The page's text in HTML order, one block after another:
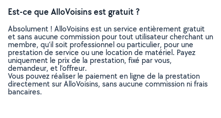
Est-ce que AlloVoisins est gratuit ?
Absolument ! AlloVoisins est un service entièrement gratuit
et sans aucune commission pour tout utilisateur cherchant un
membre, qu’il soit professionnel ou particulier, pour une
prestation de service ou une location de matériel. Payez
uniquement le prix de la prestation, fixé par vous,
demandeur, et l’offreur.
Vous pouvez réaliser le paiement en ligne de la prestation
directement sur AlloVoisins, sans aucune commission ni frais
bancaires.